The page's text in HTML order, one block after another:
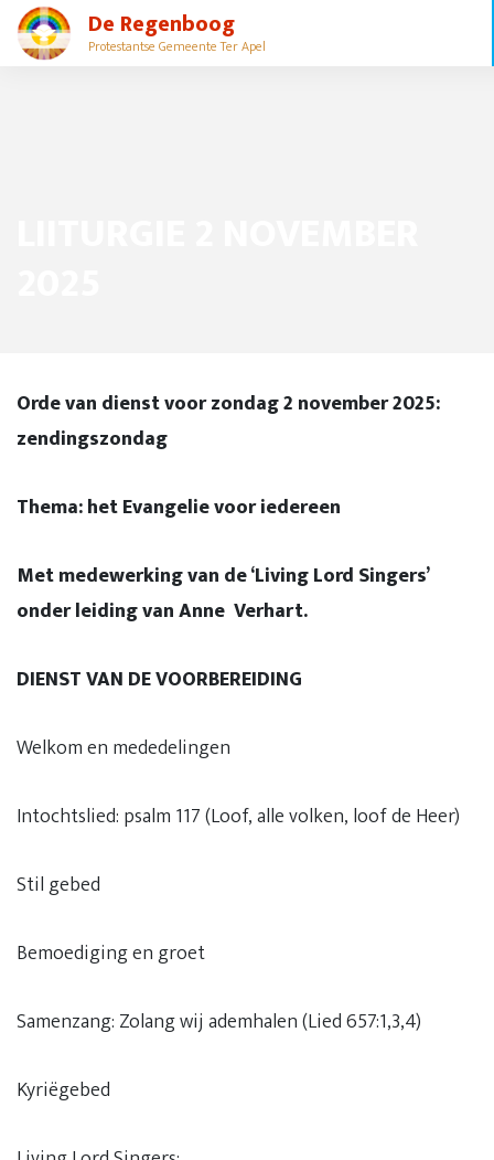
De Regenboog
Protestantse Gemeente Ter Apel
Orde van dienst voor zondag 2 november 2025:
zendingszondag
Thema: het Evangelie voor iedereen
Met medewerking van de ‘Living Lord Singers’
onder leiding van Anne Verhart.
DIENST VAN DE VOORBEREIDING
Welkom en mededelingen
Intochtslied: psalm 117 (Loof, alle volken, loof de Heer)
Stil gebed
Bemoediging en groet
Samenzang: Zolang wij ademhalen (Lied 657:1,3,4)
Kyriëgebed